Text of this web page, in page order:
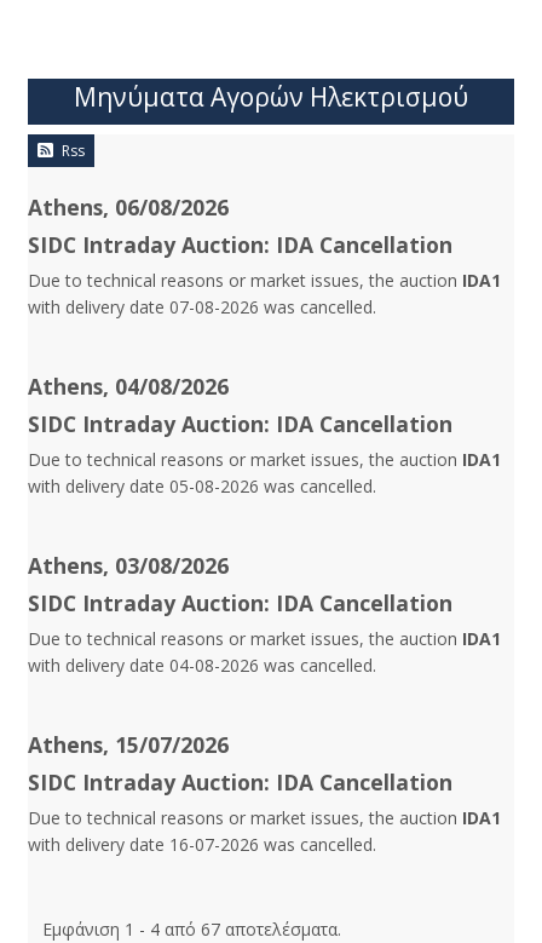
Μηνύματα Αγορών Ηλεκτρισμού
Rss
Athens, 06/08/2026
SIDC Intraday Auction: IDA Cancellation
Due to technical reasons or market issues, the auction IDA1
with delivery date 07-08-2026 was cancelled.
Athens, 04/08/2026
SIDC Intraday Auction: IDA Cancellation
Due to technical reasons or market issues, the auction IDA1
with delivery date 05-08-2026 was cancelled.
Athens, 03/08/2026
SIDC Intraday Auction: IDA Cancellation
Due to technical reasons or market issues, the auction IDA1
with delivery date 04-08-2026 was cancelled.
Athens, 15/07/2026
SIDC Intraday Auction: IDA Cancellation
Due to technical reasons or market issues, the auction IDA1
with delivery date 16-07-2026 was cancelled.
Εμφάνιση 1 - 4 από 67 αποτελέσματα.